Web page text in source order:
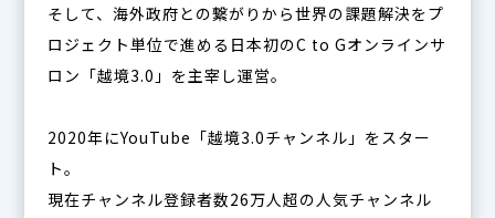
そして、海外政府との繋がりから世界の課題解決をプ
ロジェクト単位で進める日本初のC to Gオンラインサ
ロン「越境3.0」を主宰し運営。
2020年にYouTube「越境3.0チャンネル」をスター
ト。
現在チャンネル登録者数26万人超の人気チャンネル